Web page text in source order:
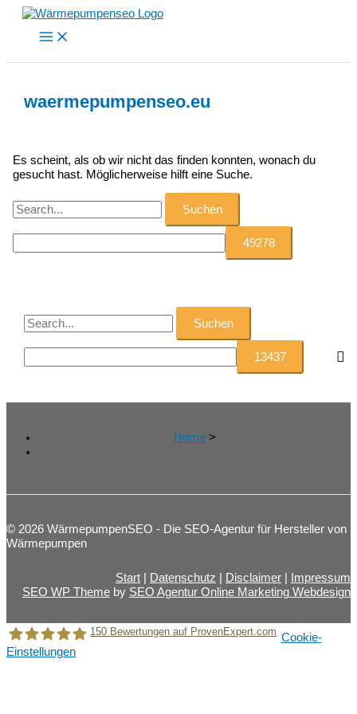
Zum
springen
waermepumpenseo.eu
Es scheint, als ob wir nicht das finden konnten, wonach du
gesucht hast. Möglicherweise hilft eine Suche.
Suchen
nach:
S
c
n
h
:
Home >
© 2026 WärmepumpenSEO - Die SEO-Agentur für Hersteller von
Wärmepumpen
Start Datenschutz Disclaimer
Impressum
SEO WP Theme by SEO Agentur Online Marketing Webdesign
150 Bewertungen auf ProvenExpert.com Cookie-
Einstellungen